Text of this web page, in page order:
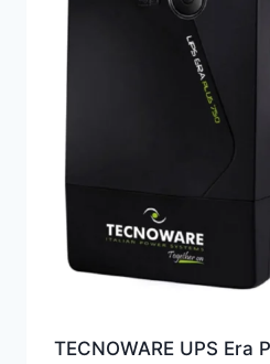
TECNOWARE UPS Era